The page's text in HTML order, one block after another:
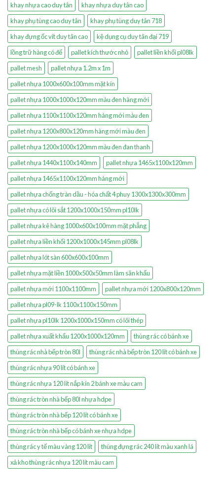
khay nhựa cao duy tân
khay nhựa duy tân cao
khay phụ tùng cao duy tân
khay phụ tùng duy tân 718
khay đựng ốc vít duy tân cao
kệ dụng cụ duy tân đại 719
lồng trữ hàng có đế
pallet kích thước nhỏ
pallet liền khối pl08lk
pallet mesh
pallet nhựa 1.2m x 1m
pallet nhựa 1000x600x100mm mặt kín
pallet nhựa 1000x1000x120mm màu đen hàng mới
pallet nhựa 1100x1100x120mm hàng mới màu đen
pallet nhựa 1200x800x120mm hàng mới màu đen
pallet nhựa 1200x1000x120mm màu đen đan thanh
pallet nhựa 1440x1100x140mm
pallet nhựa 1465x1100x120mm
pallet nhựa 1465x1100x120mm hàng mới
pallet nhựa chống tràn dầu - hóa chất 4 phuy 1300x1300x300mm
pallet nhựa có lõi sắt 1200x1000x150mm pl10lk
pallet nhựa kê hàng 1000x600x100mm mặt phẳng
pallet nhựa liền khối 1200x1000x145mm pl08lk
pallet nhựa lót sàn 600x600x100mm
pallet nhựa mặt liền 1000x500x50mm làm sân khấu
pallet nhựa mới 1100x1100mm
pallet nhựa mới 1200x800x120mm
pallet nhựa pl09-lk 1100x1100x150mm
pallet nhựa pl10lk 1200x1000x150mm có lõi thép
pallet nhựa xuất khẩu 1200x1000x120mm
thùng rác có bánh xe
thùng rác nhà bếp tròn 80l
thùng rác nhà bếp tròn 120 lít có bánh xe
thùng rác nhựa 90 lít có bánh xe
thùng rác nhựa 120 lít nắp kín 2 bánh xe màu cam
thùng rác tròn nhà bếp 80l nhựa hdpe
thùng rác tròn nhà bếp 120 lít có bánh xe
thùng rác tròn nhà bếp có bánh xe nhựa hdpe
thùng rác y tế màu vàng 120 lít
thùng đựng rác 240 lít màu xanh lá
xả kho thùng rác nhựa 120 lít màu cam